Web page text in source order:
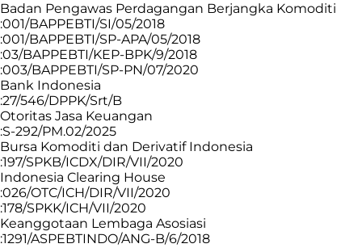
Badan Pengawas Perdagangan Berjangka Komoditi
:001/BAPPEBTI/SI/05/2018
:001/BAPPEBTI/SP-APA/05/2018
:03/BAPPEBTI/KEP-BPK/9/2018
:003/BAPPEBTI/SP-PN/07/2020
Bank Indonesia
:27/546/DPPK/Srt/B
Otoritas Jasa Keuangan
:S-292/PM.02/2025
Bursa Komoditi dan Derivatif Indonesia
:197/SPKB/ICDX/DIR/VII/2020
Indonesia Clearing House
:026/OTC/ICH/DIR/VII/2020
:178/SPKK/ICH/VII/2020
Keanggotaan Lembaga Asosiasi
:1291/ASPEBTINDO/ANG-B/6/2018